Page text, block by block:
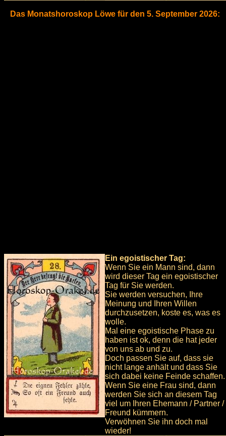
Das Monatshoroskop Löwe für den 5. September 2026:
Ein egoistischer Tag:
Wenn Sie ein Mann sind, dann
wird dieser Tag ein egoistischer
Tag für Sie werden.
Sie werden versuchen, Ihre
Meinung und Ihren Willen
durchzusetzen, koste es, was es
wolle.
Mal eine egoistische Phase zu
haben ist ok, denn die hat jeder
von uns ab und zu.
Doch passen Sie auf, dass sie
nicht lange anhält und dass Sie
sich dabei keine Feinde schaffen.
Wenn Sie eine Frau sind, dann
werden Sie sich an diesem Tag
viel um Ihren Ehemann / Partner /
Freund kümmern.
Verwöhnen Sie ihn doch mal
wieder!